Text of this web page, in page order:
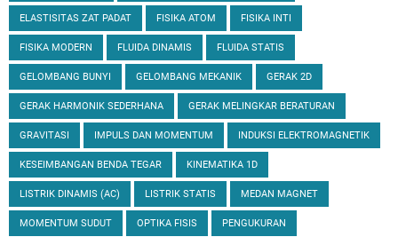
ELASTISITAS ZAT PADAT FISIKA ATOM FISIKA INTI
FISIKA MODERN FLUIDA DINAMIS FLUIDA STATIS
GELOMBANG BUNYI GELOMBANG MEKANIK GERAK 2D
GERAK HARMONIK SEDERHANA GERAK MELINGKAR BERATURAN
GRAVITASI IMPULS DAN MOMENTUM INDUKSI ELEKTROMAGNETIK
KESEIMBANGAN BENDA TEGAR KINEMATIKA 1D
LISTRIK DINAMIS (AC) LISTRIK STATIS MEDAN MAGNET
MOMENTUM SUDUT OPTIKA FISIS PENGUKURAN